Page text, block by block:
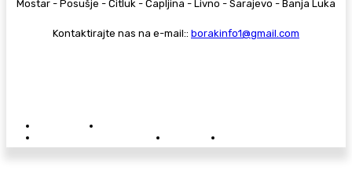
Mostar - Posušje - Čitluk - Čapljina - Livno - Sarajevo - Banja Luka
Kontaktirajte nas na e-mail:: borakinfo1@gmail.com